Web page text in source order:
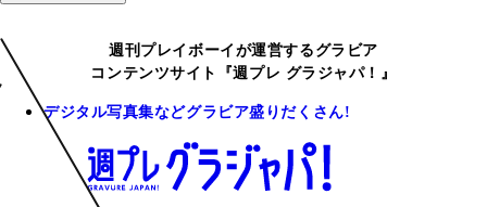
週刊プレイボーイが運営するグラビア
コンテンツサイト『週プレ グラジャパ！』
デジタル写真集などグラビア盛りだくさん!